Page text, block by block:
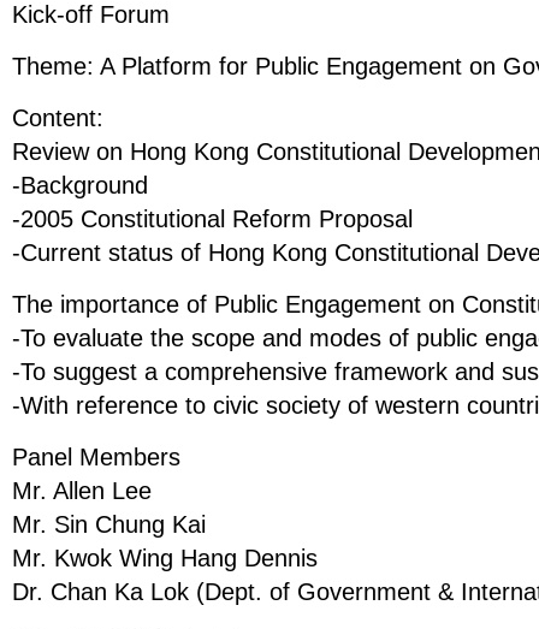
Kick-off Forum
Theme: A Platform for Public Engagement on
Content:
Review on Hong Kong Constitutional
-Background
-2005 Constitutional Reform Proposal
-Current status of Hong Kong Constitutional
The importance of Public Engagement on
-To evaluate the scope and modes of public
-To suggest a comprehensive framework and
-With reference to civic society of western
Panel Members
Mr. Allen Lee
Mr. Sin Chung Kai
Mr. Kwok Wing Hang Dennis
Dr. Chan Ka Lok (Dept. of Government &